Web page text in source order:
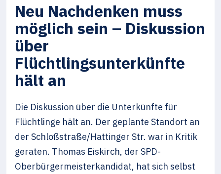
Neu Nachdenken muss
möglich sein – Diskussion
über
Flüchtlingsunterkünfte
hält an
Die Diskussion über die Unterkünfte für
Flüchtlinge hält an. Der geplante Standort an
der Schloßstraße/Hattinger Str. war in Kritik
geraten. Thomas Eiskirch, der SPD-
Oberbürgermeisterkandidat, hat sich selbst